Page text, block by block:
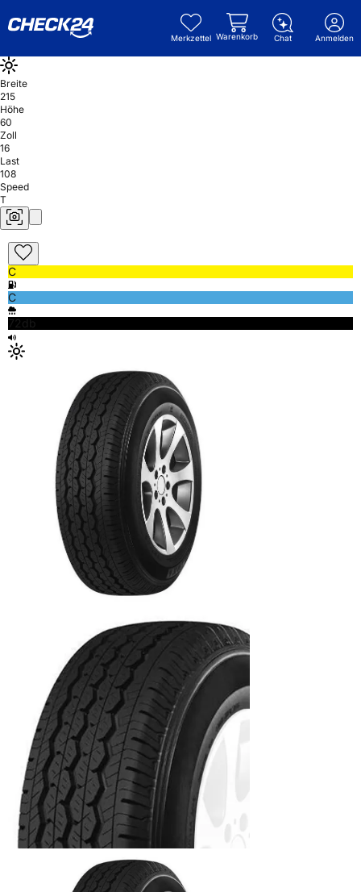
Merkzettel Warenkorb Chat Anmelden
Breite
215
Höhe
60
Zoll
16
Last
108
Speed
T
C
C
72db